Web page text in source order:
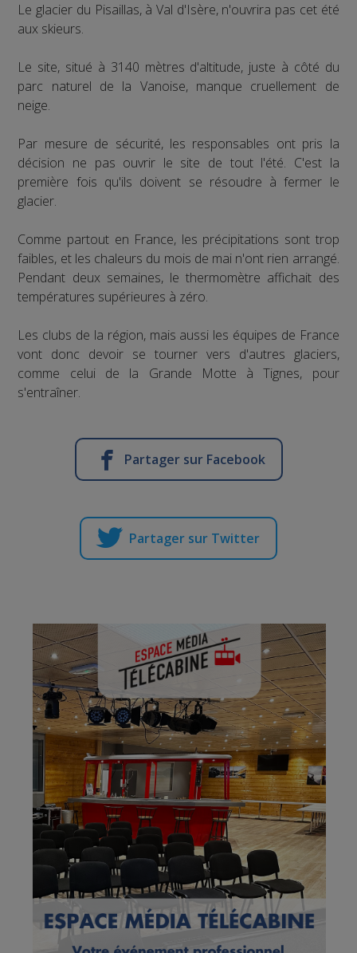
Le glacier du Pisaillas, à Val d'Isère, n'ouvrira pas cet été
aux skieurs.
Le site, situé à 3140 mètres d'altitude, juste à côté du
parc naturel de la Vanoise, manque cruellement de
neige.
Par mesure de sécurité, les responsables ont pris la
décision ne pas ouvrir le site de tout l'été. C'est la
première fois qu'ils doivent se résoudre à fermer le
glacier.
Comme partout en France, les précipitations sont trop
faibles, et les chaleurs du mois de mai n'ont rien arrangé.
Pendant deux semaines, le thermomètre affichait des
températures supérieures à zéro.
Les clubs de la région, mais aussi les équipes de France
vont donc devoir se tourner vers d'autres glaciers,
comme celui de la Grande Motte à Tignes, pour
s'entraîner.
Partager sur Facebook
Partager sur Twitter